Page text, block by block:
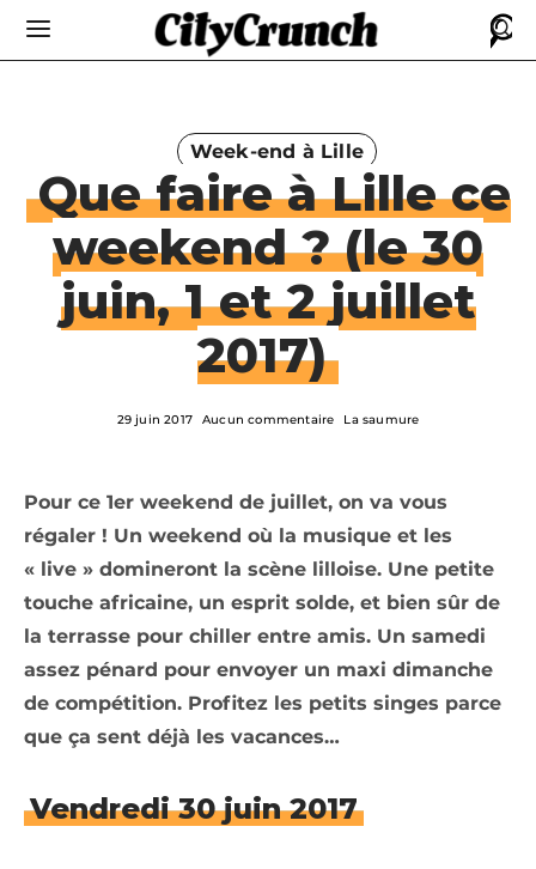
Week-end à Lille
Que faire à Lille ce
weekend ? (le 30
juin, 1 et 2 juillet
2017)
29 juin 2017 Aucun commentaire La saumure
Pour ce 1er weekend de juillet, on va vous
régaler ! Un weekend où la musique et les
« live » domineront la scène lilloise. Une petite
touche africaine, un esprit solde, et bien sûr de
la terrasse pour chiller entre amis. Un samedi
assez pénard pour envoyer un maxi dimanche
de compétition. Profitez les petits singes parce
que ça sent déjà les vacances…
Vendredi 30 juin 2017